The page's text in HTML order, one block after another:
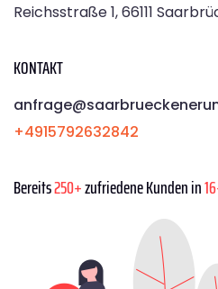
Reichsstraße 1, 66111
KONTAKT
+4915792632842
Bereits250+zufriedene Kunden in